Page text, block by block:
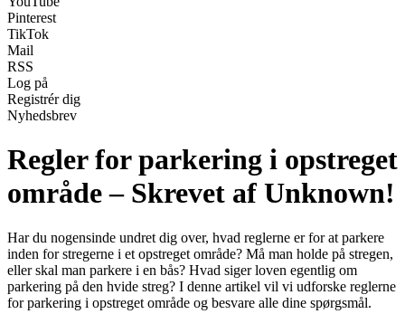
Pinterest
TikTok
Mail
RSS
Log på
Registrér dig
Nyhedsbrev
Regler for parkering i opstreget
område – Skrevet af Unknown!
Har du nogensinde undret dig over, hvad reglerne er for at parkere
inden for stregerne i et opstreget område? Må man holde på stregen,
eller skal man parkere i en bås? Hvad siger loven egentlig om
parkering på den hvide streg? I denne artikel vil vi udforske reglerne
for parkering i opstreget område og besvare alle dine spørgsmål.